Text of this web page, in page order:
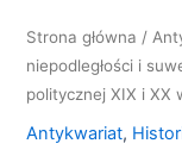
Strona główna /
niepodległości i
politycznej XIX i XX
Antykwariat,
wieku"
[1989]